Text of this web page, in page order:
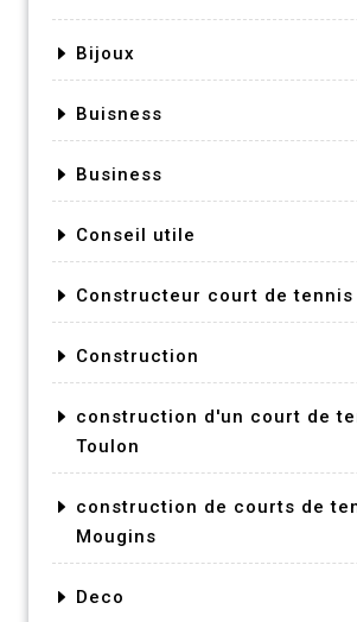
Bijoux
Buisness
Business
Conseil utile
Constructeur court de tennis
Construction
construction d'un court de
Toulon
construction de courts de
Mougins
Deco